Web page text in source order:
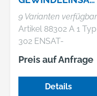
ZE TYP 302
SELBSTSCHN.,
SCHNEIDSCHL
9 Varianten verfügbar
Artikel 88302 A 1 Typ
302 ENSAT-
Gewindeeinsätze Typ
302 selbstschn.,
Schneidschlitz,
Regelgew.
Preis auf Anfrage
Details